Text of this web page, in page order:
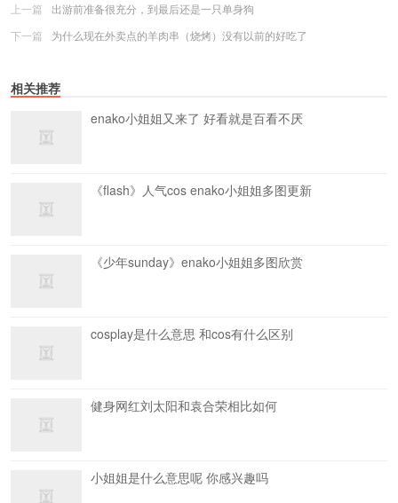
上一篇
出游前准备很充分，到最后还是一只单身狗
下一篇
为什么现在外卖点的羊肉串（烧烤）没有以前的好吃了
相关推荐
enako小姐姐又来了 好看就是百看不厌
《flash》人气cos enako小姐姐多图更新
《少年sunday》enako小姐姐多图欣赏
cosplay是什么意思 和cos有什么区别
健身网红刘太阳和袁合荣相比如何
小姐姐是什么意思呢 你感兴趣吗